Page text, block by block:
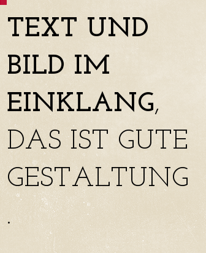
TEXT UND
BILD IM
EINKLANG,
DAS IST GUTE
GESTALTUNG
.